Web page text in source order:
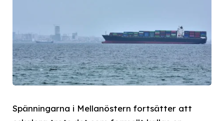
Spänningarna i Mellanöstern fortsätter att